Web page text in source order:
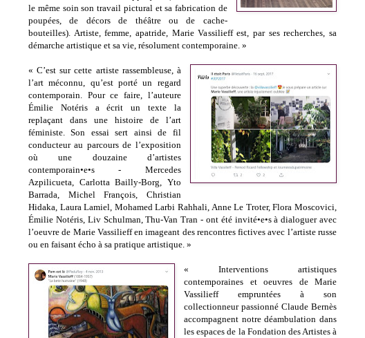
le même soin son travail pictural et sa fabrication de
poupées, de décors de théâtre ou de cache-
bouteilles). Artiste, femme, apatride, Marie Vassilieff est, par ses recherches, sa
démarche artistique et sa vie, résolument contemporaine. »
« C’est sur cette artiste rassembleuse, à
l’art méconnu, qu’est porté un regard
contemporain. Pour ce faire, l’auteure
Émilie Notéris a écrit un texte la
replaçant dans une histoire de l’art
féministe. Son essai sert ainsi de fil
conducteur au parcours de l’exposition
où une douzaine d’artistes
contemporain•e•s - Mercedes
Azpilicueta, Carlotta Bailly-Borg, Yto
Barrada, Michel François, Christian
Hidaka, Laura Lamiel, Mohamed Larbi Rahhali, Anne Le Troter, Flora Moscovici,
Émilie Notéris, Liv Schulman, Thu-Van Tran - ont été invité•e•s à dialoguer avec
l’oeuvre de Marie Vassilieff en imageant des rencontres fictives avec l’artiste russe
ou en faisant écho à sa pratique artistique. »
« Interventions artistiques
contemporaines et oeuvres de Marie
Vassilieff empruntées à son
collectionneur passionné Claude Bernès
accompagnent notre déambulation dans
les espaces de la Fondation des Artistes à